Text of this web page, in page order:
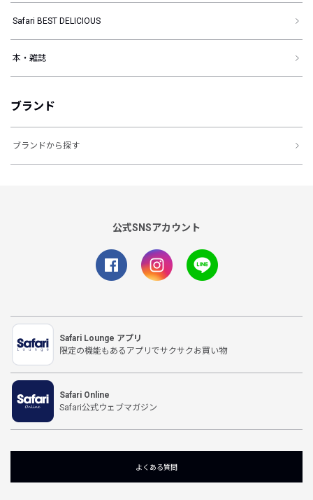
Safari BEST DELICIOUS
本・雑誌
ブランド
ブランドから探す
公式SNSアカウント
Safari Lounge アプリ
限定の機能もあるアプリでサクサクお買い物
Safari Online
Safari公式ウェブマガジン
よくある質問